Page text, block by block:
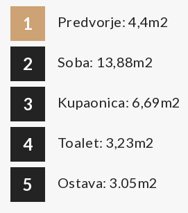
1 Predvorje: 4,4m2
2 Soba: 13,88m2
3 Kupaonica: 6,69m2
4 Toalet: 3,23m2
5 Ostava: 3.05m2